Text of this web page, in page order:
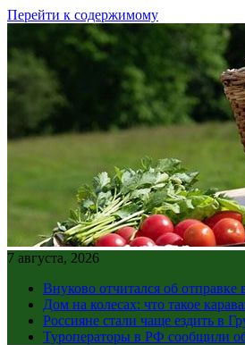
Перейти к содержимому
7 августа, 2026
Внуково отчитался об
Дом на колесах: что такое
Россияне стали чаще ездить в
Туроператоры в РФ сообщили